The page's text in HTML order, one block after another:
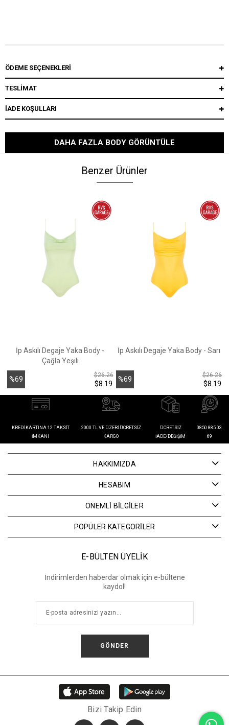
ÖDEME SEÇENEKLERI
TESLİMAT
İADE KOŞULLARI
DAHA FAZLA BODY GÖRÜNTÜLE
Benzer Ürünler
İp Askılı Degaje Yaka Body -
Çağla Yeşili
%69
İndirim
$8.19
$26.26
İp Askılı Degaje Yaka Body - Sarı
%69
İndirim
$8.19
$26.26
KREDI KARTINA 12 TAKSIT
İMKANI
2000 TL VE ÜZERI ÜCRETSIZ
KARGO
ÜCRETSIZ
İADE/DEĞIŞIM
0850 885 03
69
HAKKIMIZDA
HESABIM
ÖNEMLİ BİLGİLER
POPÜLER KATEGORİLER
E-BÜLTEN ÜYELİK
İndirimlerden haberdar olmak için e-bültene
kaydol!
GÖNDER
Bizi Takip Edin